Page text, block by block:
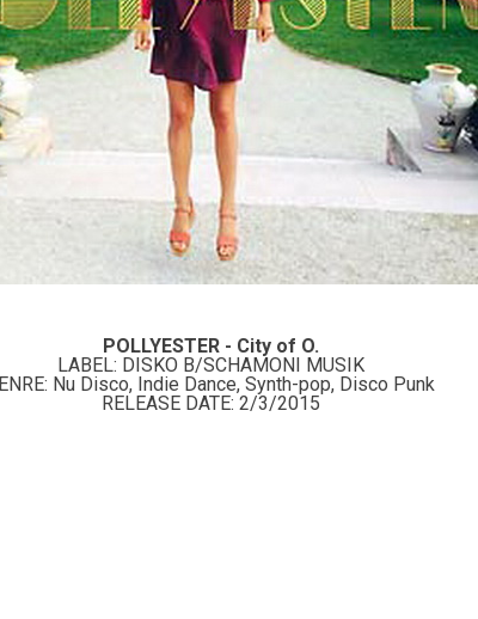
POLLYESTER - City of O.
LABEL: DISKO B/SCHAMONI MUSIK
Nu Disco, Indie Dance, Synth-pop, Disco Punk
RELEASE DATE: 2/3/2015